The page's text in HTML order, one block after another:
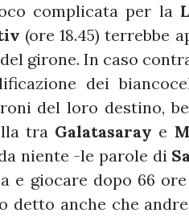
complicata per la
(ore 18.45) terrebbe
girone. In caso
dei
del loro destino,
tra Galatasaray e
niente -le parole di
e giocare dopo 66
detto anche che